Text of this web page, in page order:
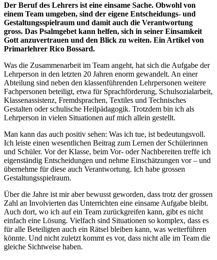
Der Beruf des Lehrers ist eine einsame Sache. Obwohl von
einem Team umgeben, sind der eigene Entscheidungs- und
Gestaltungsspielraum und damit auch die Verantwortung
gross. Das Psalmgebet kann helfen, sich in seiner Einsamkeit
Gott anzuvertrauen und den Blick zu weiten. Ein Artikel von
Primarlehrer Rico Bossard.
Was die Zusammenarbeit im Team angeht, hat sich die Aufgabe der
Lehrperson in den letzten 20 Jahren enorm gewandelt. An einer
Abteilung sind neben den klassenführenden Lehrpersonen weitere
Fachpersonen beteiligt, etwa für Sprachförderung, Schulsozialarbeit,
Klassenassistenz, Fremdsprachen, Textiles und Technisches
Gestalten oder schulische Heilpädagogik. Trotzdem bin ich als
Lehrperson in vielen Situationen auf mich allein gestellt.
Man kann das auch positiv sehen: Was ich tue, ist bedeutungsvoll.
Ich leiste einen wesentlichen Beitrag zum Lernen der Schülerinnen
und Schüler. Vor der Klasse, beim Vor- oder Nachbereiten treffe ich
eigenständig Entscheidungen und nehme Einschätzungen vor – und
übernehme für diese auch Verantwortung. Ich habe grossen
Gestaltungsspielraum.
Über die Jahre ist mir aber bewusst geworden, dass trotz der grossen
Zahl an Involvierten das Unterrichten eine einsame Aufgabe bleibt.
Auch dort, wo ich auf ein Team zurückgreifen kann, gibt es nicht
einfach eine Lösung. Vielfach sind Situationen so komplex, dass es
für alle Beteiligten auch ein Rätsel bleiben kann, was weiterführen
könnte. Und nicht zuletzt kommt es vor, dass nicht alle im Team die
gleiche Sichtweise haben.